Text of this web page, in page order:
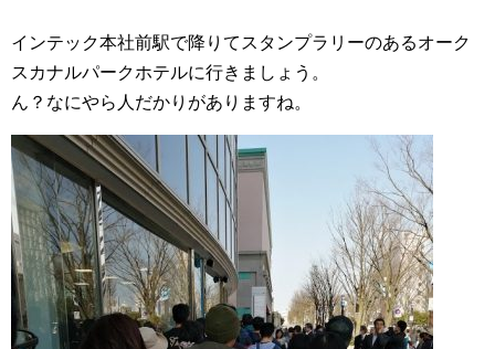
インテック本社前駅で降りてスタンプラリーのあるオーク
スカナルパークホテルに行きましょう。
ん？なにやら人だかりがありますね。